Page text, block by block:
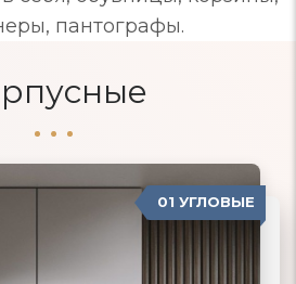
пантографы.
01 УГЛОВЫЕ
02 ПРЯМЫЕ